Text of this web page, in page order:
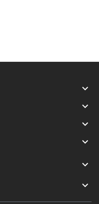





